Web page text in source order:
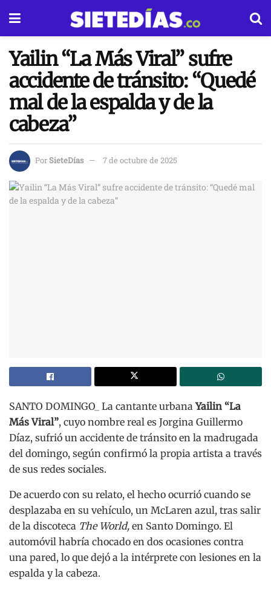
Yailin “La Más Viral” sufre
accidente de tránsito: “Quedé
mal de la espalda y de la
cabeza”
PorSieteDías 7 de octubre de 2025
SANTO DOMINGO_ La cantante urbanaYailin “La
Más Viral”, cuyo nombre real es Jorgina Guillermo
Díaz, sufrió un accidente de tránsito en la madrugada
del domingo, según confirmó la propia artista a través
de sus redes sociales.
De acuerdo con su relato, el hecho ocurrió cuando se
desplazaba en su vehículo, un McLaren azul, tras salir
de la discoteca The World, en Santo Domingo. El
automóvil habría chocado en dos ocasiones contra
una pared, lo que dejó a la intérprete con lesiones en la
espalda y la cabeza.